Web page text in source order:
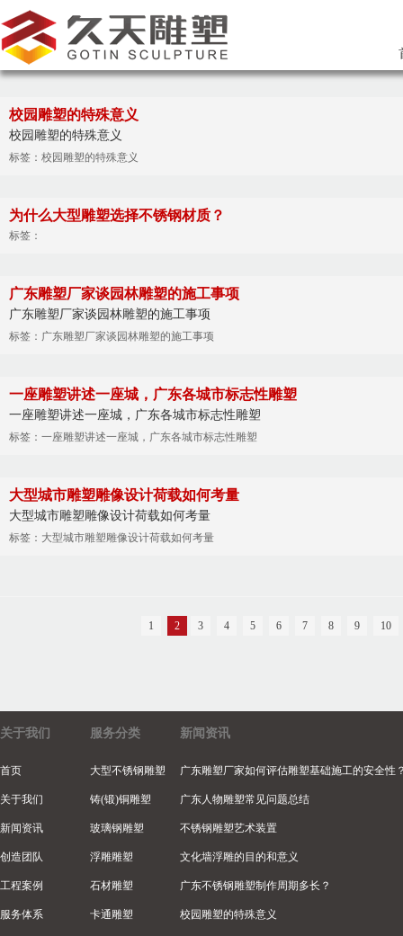
校园雕塑的特殊意义
校园雕塑的特殊意义
标签：校园雕塑的特殊意义
为什么大型雕塑选择不锈钢材质？
标签：
广东雕塑厂家谈园林雕塑的施工事项
广东雕塑厂家谈园林雕塑的施工事项
标签：广东雕塑厂家谈园林雕塑的施工事项
一座雕塑讲述一座城，广东各城市标志性雕塑
一座雕塑讲述一座城，广东各城市标志性雕塑
标签：一座雕塑讲述一座城，广东各城市标志性雕塑
大型城市雕塑雕像设计荷载如何考量
大型城市雕塑雕像设计荷载如何考量
标签：大型城市雕塑雕像设计荷载如何考量
1 2 3 4 5 6 7 8 9 10
关于我们
首页
关于我们
新闻资讯
创造团队
工程案例
服务体系
服务分类
大型不锈钢雕塑
铸(锻)铜雕塑
玻璃钢雕塑
浮雕雕塑
石材雕塑
卡通雕塑
新闻资讯
广东雕塑厂家如何评估雕塑基础施工的安全性
广东人物雕塑常见问题总结
不锈钢雕塑艺术装置
文化墙浮雕的目的和意义
广东不锈钢雕塑制作周期多长？
校园雕塑的特殊意义